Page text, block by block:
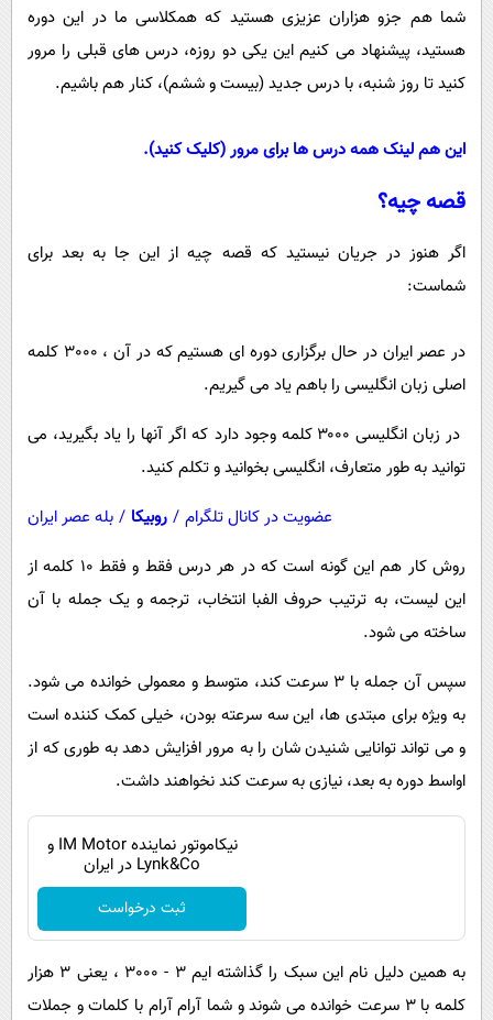
شما هم جزو هزاران عزیزی هستید که همکلاسی ما در این دوره
هستید، پیشنهاد می کنیم این یکی دو روزه، درس های قبلی را مرور
کنید تا روز شنبه، با درس جدید (بیست و ششم)، کنار هم باشیم.
این هم لینک همه درس ها برای مرور (کلیک کنید).
قصه چیه؟
اگر هنوز در جریان نیستید که قصه چیه از این جا به بعد برای
شماست:
در عصر ایران در حال برگزاری دوره ای هستیم که در آن ، 3000 کلمه
اصلی زبان انگلیسی را باهم یاد می گیریم.
در زبان انگلیسی ۳۰۰۰ کلمه وجود دارد که اگر آنها را یاد بگیرید، می
توانید به طور متعارف، انگلیسی بخوانید و تکلم کنید.
عضویت در کانال تلگرام / روبیکا / بله عصر ایران
روش کار هم این گونه است که در هر درس فقط و فقط 10 کلمه از
این لیست، به ترتیب حروف الفبا انتخاب، ترجمه و یک جمله با آن
ساخته می شود.
سپس آن جمله با 3 سرعت کند، متوسط و معمولی خوانده می شود.
به ویژه برای مبتدی ها، این سه سرعته بودن، خیلی کمک کننده است
و می تواند توانایی شنیدن شان را به مرور افزایش دهد به طوری که از
اواسط دوره به بعد، نیازی به سرعت کند نخواهند داشت.
نیکاموتور نماینده IM Motor و
Lynk&Co در ایران
ثبت درخواست
به همین دلیل نام این سبک را گذاشته ایم 3 - 3000 ، یعنی 3 هزار
کلمه با 3 سرعت خوانده می شوند و شما آرام آرام با کلمات و جملات